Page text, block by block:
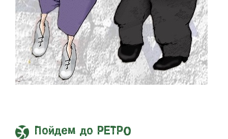
Пойдем до РЕТРО